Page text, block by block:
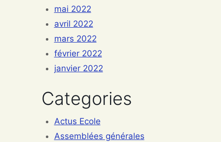
mai 2022
avril 2022
mars 2022
février 2022
janvier 2022
Categories
Actus Ecole
Assemblées générales